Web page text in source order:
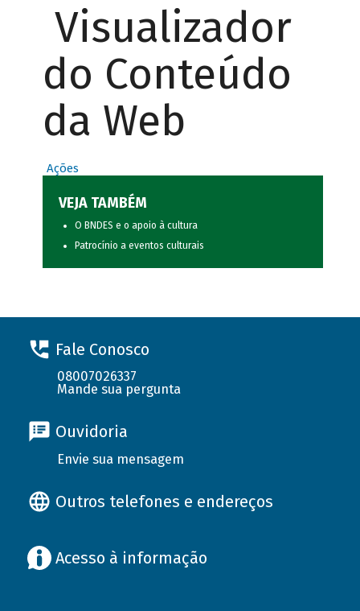
Visualizador
do Conteúdo
da Web
Ações
VEJA TAMBÉM
O BNDES e o apoio à cultura
Patrocínio a eventos culturais
Fale Conosco
08007026337
Mande sua pergunta
Ouvidoria
Envie sua mensagem
Outros telefones e endereços
Acesso à informação